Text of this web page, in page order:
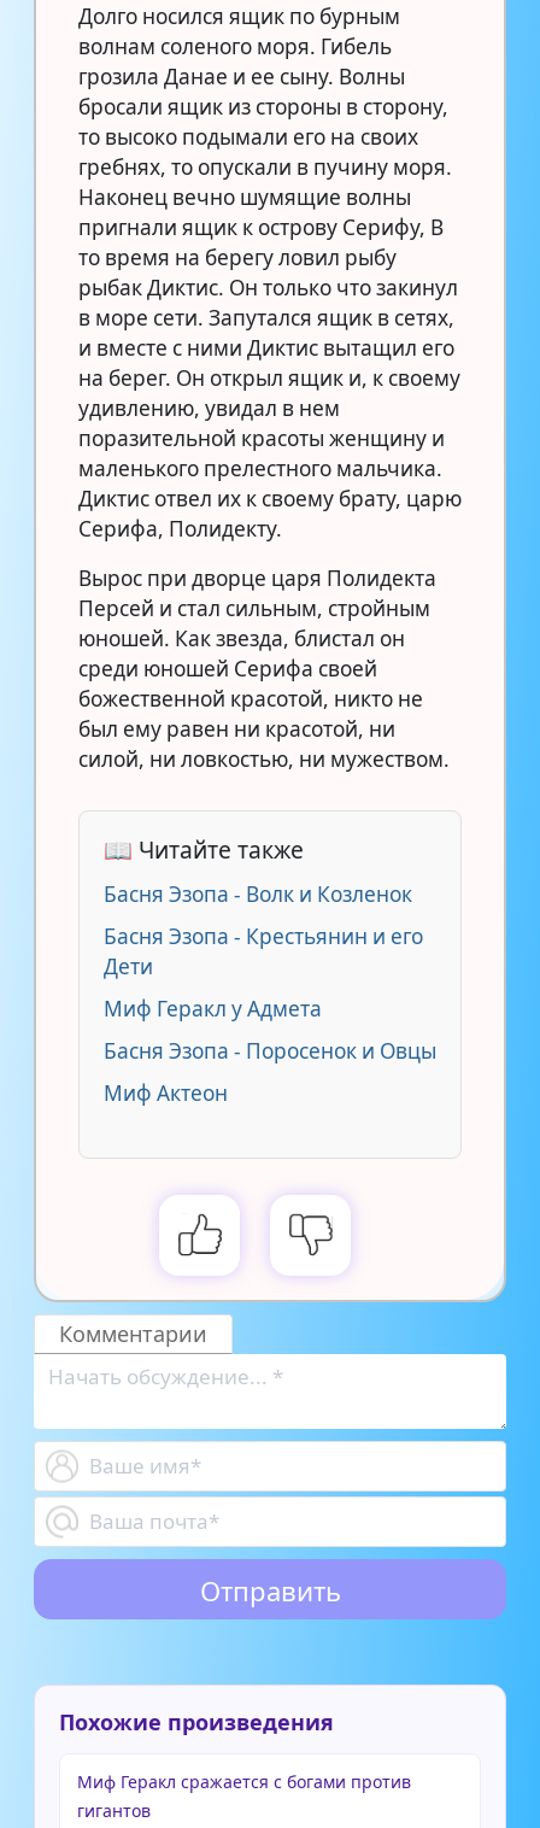
Долго носился ящик по бурным
волнам соленого моря. Гибель
грозила Данае и ее сыну. Волны
бросали ящик из стороны в сторону,
то высоко подымали его на своих
гребнях, то опускали в пучину моря.
Наконец вечно шумящие волны
пригнали ящик к острову Серифу, В
то время на берегу ловил рыбу
рыбак Диктис. Он только что закинул
в море сети. Запутался ящик в сетях,
и вместе с ними Диктис вытащил его
на берег. Он открыл ящик и, к своему
удивлению, увидал в нем
поразительной красоты женщину и
маленького прелестного мальчика.
Диктис отвел их к своему брату, царю
Серифа, Полидекту.
Вырос при дворце царя Полидекта
Персей и стал сильным, стройным
юношей. Как звезда, блистал он
среди юношей Серифа своей
божественной красотой, никто не
был ему равен ни красотой, ни
силой, ни ловкостью, ни мужеством.
📖 Читайте также
Басня Эзопа - Волк и Козленок
Басня Эзопа - Крестьянин и его
Дети
Миф Геракл у Адмета
Басня Эзопа - Поросенок и Oвцы
Миф Актеон
Комментарии
Похожие произведения
Миф Геракл сражается с богами против
гигантов